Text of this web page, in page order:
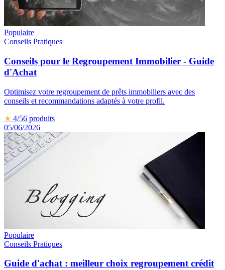
Populaire
Conseils Pratiques
Conseils pour le Regroupement Immobilier - Guide
d'Achat
Optimisez votre regroupement de prêts immobiliers avec des
conseils et recommandations adaptés à votre profil.
★ 4/56 produits
05/06/2026
Populaire
Conseils Pratiques
Guide d'achat : meilleur choix regroupement crédit